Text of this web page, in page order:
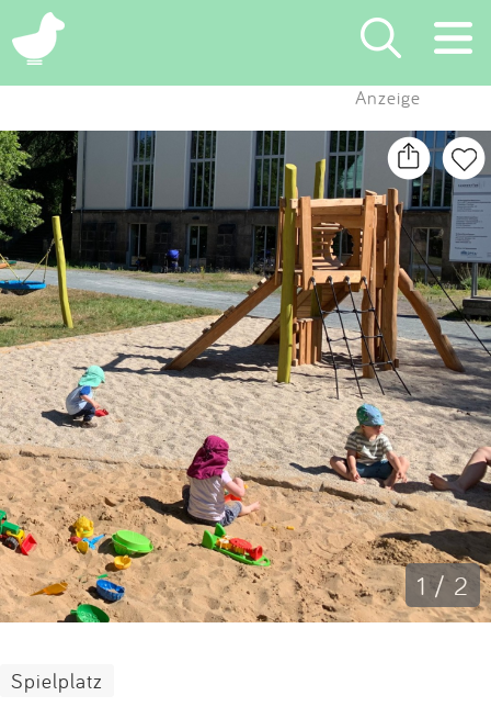
×
Suchen
Eintragen
App
Blog
Partner
Kontakt
Impressum
Anmelden
Anzeige
1 / 2
Spielplatz